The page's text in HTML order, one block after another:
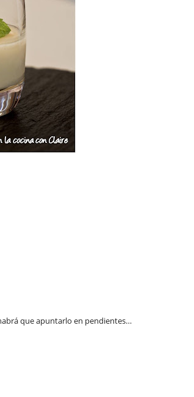
que apuntarlo en pendientes…